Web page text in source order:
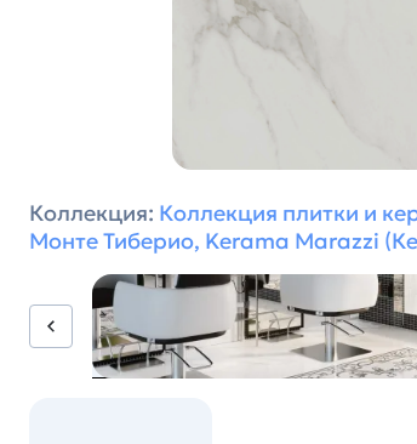
Коллекция: Коллекция плитки и
Монте Тиберио, Kerama Marazzi